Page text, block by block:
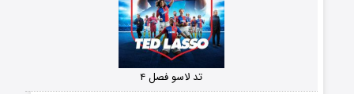
تد لاسو فصل ۴